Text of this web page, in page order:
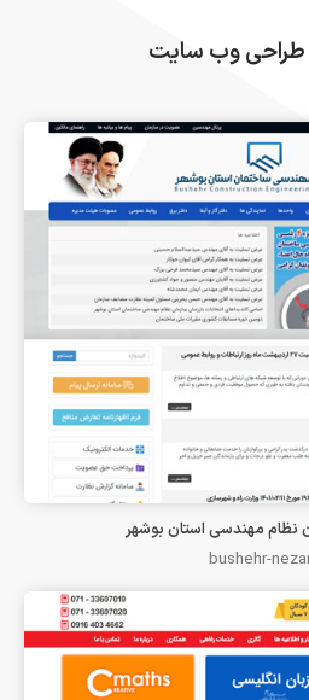
طراحی وب سایت
مهندسی استان بوشهر
bushehr-